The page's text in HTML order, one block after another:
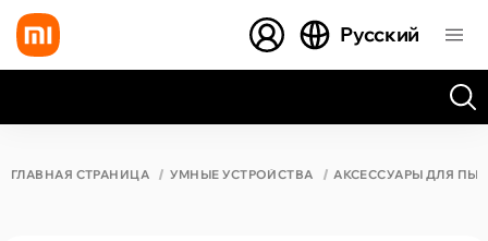
Русский
ГЛАВНАЯ СТРАНИЦА УМНЫЕ УСТРОЙСТВА АКСЕССУАРЫ ДЛЯ